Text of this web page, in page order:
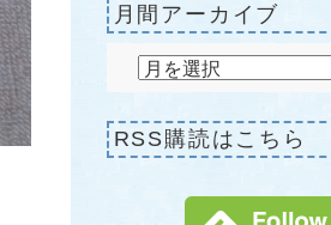
月間アーカイブ
RSS購読はこちら